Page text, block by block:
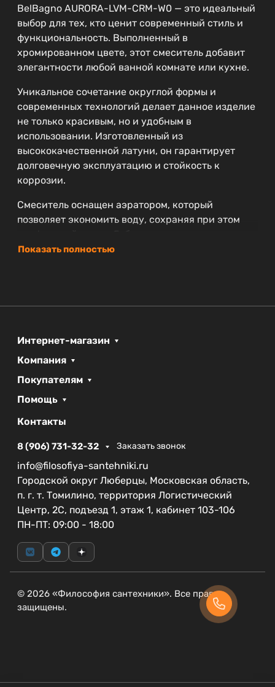
BelBagno AURORA-LVM-CRM-W0 — это идеальный
выбор для тех, кто ценит современный стиль и
функциональность. Выполненный в
хромированном цвете, этот смеситель добавит
элегантности любой ванной комнате или кухне.
Уникальное сочетание округлой формы и
современных технологий делает данное изделие
не только красивым, но и удобным в
использовании. Изготовленный из
высококачественной латуни, он гарантирует
долговечную эксплуатацию и стойкость к
коррозии.
Смеситель оснащен аэратором, который
позволяет экономить воду, сохраняя при этом
установку простым и быстрым процессом, а
Смеситель относится к коллекции AURORA,
резинотехнические изделия составляет один
год, а на сам смеситель — пять лет, что
подчеркивает надежность и качество бренда
С размерами 3.8 см в ширину, 13.4 см в глубину и
впишется в пространство любой раковины,
оставаясь при этом стильным и функциональным
элементом. Выбор в пользу BelBagno — это выбор
качества и современного дизайна.
Показать полностью
Интернет-магазин
Компания
Покупателям
Помощь
Контакты
8 (906) 731-32-32 Заказать звонок
info@filosofiya-santehniki.ru
Городской округ Люберцы, Московская область,
п. г. т. Томилино, территория Логистический
Центр, 2С, подъезд 1, этаж 1, кабинет 103-106
ПН-ПТ: 09:00 - 18:00
© 2026 «Философия сантехники». Все права
защищены.